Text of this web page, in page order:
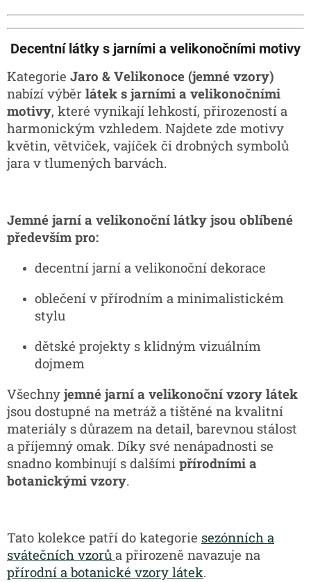
Decentní látky s jarními a velikonočními motivy
Kategorie Jaro & Velikonoce (jemné vzory)
nabízí výběr látek s jarními a velikonočními
motivy, které vynikají lehkostí, přirozeností a
harmonickým vzhledem. Najdete zde motivy
květin, větviček, vajíček či drobných symbolů
jara v tlumených barvách.
Jemné jarní a velikonoční látky jsou oblíbené
především pro:
decentní jarní a velikonoční dekorace
oblečení v přírodním a minimalistickém
stylu
dětské projekty s klidným vizuálním
dojmem
Všechny jemné jarní a velikonoční vzory látek
jsou dostupné na metráž a tištěné na kvalitní
materiály s důrazem na detail, barevnou stálost
a příjemný omak. Díky své nenápadnosti se
snadno kombinují s dalšími přírodními a
botanickými vzory.
Tato kolekce patří do kategorie sezónních a
svátečních vzorů a přirozeně navazuje na
přírodní a botanické vzory látek.